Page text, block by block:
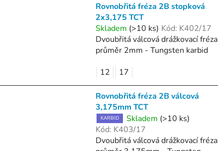
Rovnobřitá fréza 2B stopková
2x3,175 TCT
Skladem (>10 ks) Kód: K402/17
Dvoubřitá válcová drážkovací fréza
průměr 2mm - Tungsten karbid
12
17
Rovnobřitá fréza 2B válcová
3,175mm TCT
KARBID Skladem (>10 ks)
Kód: K403/17
Dvoubřitá válcová drážkovací fréza